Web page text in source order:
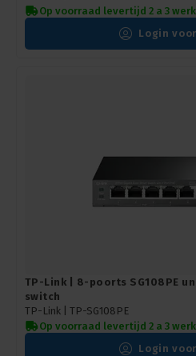
Op voorraad levertijd 2 a 3
Login
TP-Link | 8-poorts SG108PE
switch
TP-Link | TP-SG108PE
Op voorraad levertijd 2 a 3
Login